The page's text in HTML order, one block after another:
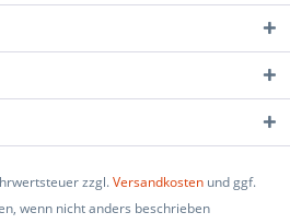
zzgl.Versandkosten und ggf.
wenn nicht anders beschrieben